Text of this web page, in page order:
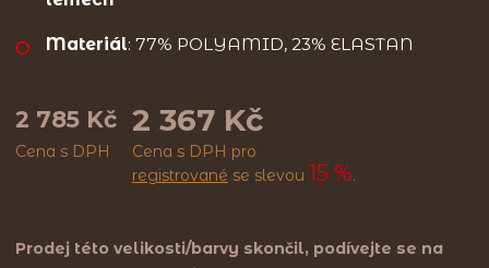
Materiál: 77% POLYAMID, 23% ELASTAN
2 785 Kč
Cena s DPH
2 367 Kč
Cena s DPH pro
registrované se slevou 15 %.
Prodej této velikosti/barvy skončil, podívejte se na